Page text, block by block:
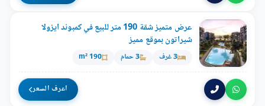
عرض متميز شقة 190 متر للبيع في كمبوند ايزولا
شيراتون بموقع مميز
3 غرف 3 حمام 190 m²
اعرف السعر